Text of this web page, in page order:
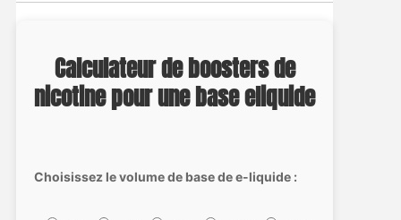
Calculateur de boosters de
nicotine pour une base eliquide
Choisissez le volume de base de e-liquide :